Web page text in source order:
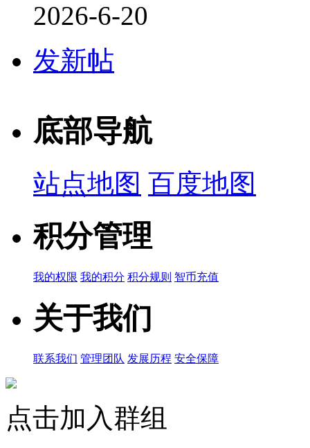
2026-6-20
发新帖
底部导航
站点地图 百度地图
积分管理
我的权限 我的积分 积分规则 智币充值
关于我们
联系我们 管理团队 发展历程 安全保障
点击加入群组